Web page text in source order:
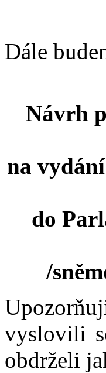
Dále
Návrh
na
do
/
vyslovili
obdrželi